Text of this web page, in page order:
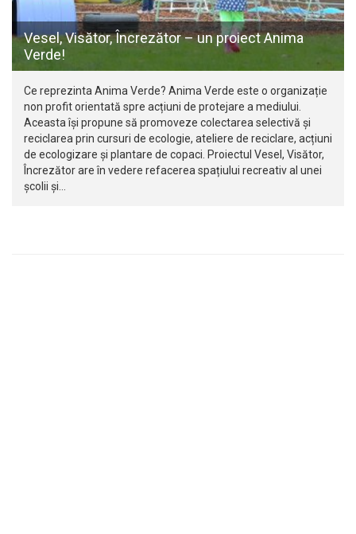
Vesel, Visător, Încrezător – un proiect Anima
Verde!
Ce reprezinta Anima Verde? Anima Verde este o organizație
non profit orientată spre acțiuni de protejare a mediului.
Aceasta își propune să promoveze colectarea selectivă și
reciclarea prin cursuri de ecologie, ateliere de reciclare, acțiuni
de ecologizare și plantare de copaci. Proiectul Vesel, Visător,
Încrezător are în vedere refacerea spațiului recreativ al unei
școlii și…